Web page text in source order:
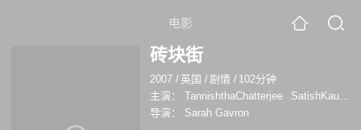
电影
砖块街
2007 / 英国 /剧情 / 102分钟
主演：
TannishthaChatterjee
SatishKaushik
导演：
Sarah Gavron